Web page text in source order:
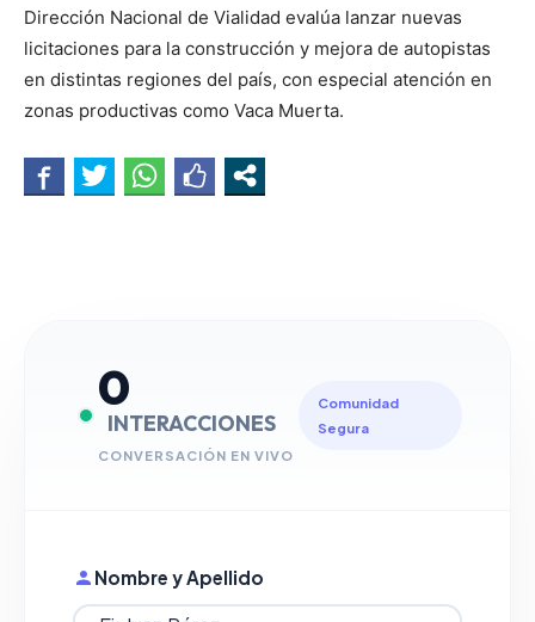
Dirección Nacional de Vialidad evalúa lanzar nuevas
licitaciones para la construcción y mejora de autopistas
en distintas regiones del país, con especial atención en
zonas productivas como Vaca Muerta.
0
INTERACCIONES
CONVERSACIÓN EN VIVO
Comunidad
Segura
Nombre y Apellido